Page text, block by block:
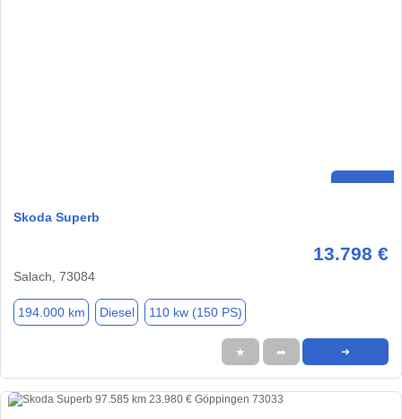
Skoda Superb
13.798 €
Salach, 73084
194.000 km Diesel 110 kw (150 PS)
★ ➦ ➜